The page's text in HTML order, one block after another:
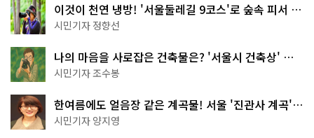
이것이 천연 냉방! '서울둘레길 9코스'로 숲속 피서 떠
나볼까
시민기자 정향선
나의 마음을 사로잡은 건축물은? '서울시 건축상' 수
상작 공개!
시민기자 조수봉
한여름에도 얼음장 같은 계곡물! 서울 '진관사 계곡'이
천국이네~
시민기자 양지영